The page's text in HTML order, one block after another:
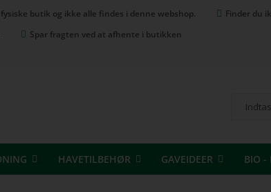
butik og ikke alle findes i denne webshop.
Finder du
Spar fragten ved at afhente i butikken
HAVETILBEHØR GAVEIDEER BIO -